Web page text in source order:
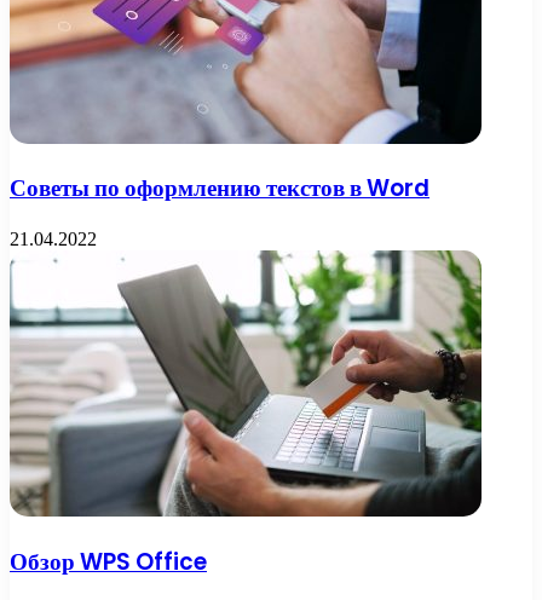
Советы по оформлению текстов в Word
21.04.2022
Обзор WPS Office